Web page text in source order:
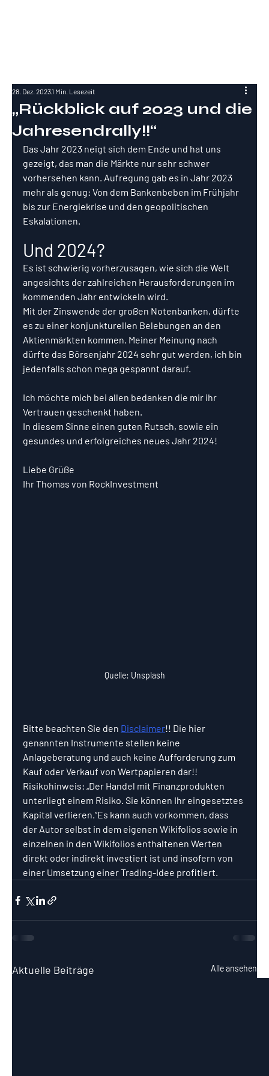
„Rückblick auf 2023 und die
Jahresendrally!!“
28. Dez. 20231 Min. Lesezeit
Das Jahr 2023 neigt sich dem Ende und hat uns
gezeigt, das man die Märkte nur sehr schwer
vorhersehen kann. Aufregung gab es in Jahr 2023
mehr als genug: Von dem Bankenbeben im Frühjahr
bis zur Energiekrise und den geopolitischen
Eskalationen.
Und 2024?
Es ist schwierig vorherzusagen, wie sich die Welt
angesichts der zahlreichen Herausforderungen im
kommenden Jahr entwickeln wird.
Mit der Zinswende der großen Notenbanken, dürfte
es zu einer konjunkturellen Belebungen an den
Aktienmärkten kommen. Meiner Meinung nach
dürfte das Börsenjahr 2024 sehr gut werden, ich bin
jedenfalls schon mega gespannt darauf.
Ich möchte mich bei allen bedanken die mir ihr
Vertrauen geschenkt haben.
In diesem Sinne einen guten Rutsch, sowie ein
gesundes und erfolgreiches neues Jahr 2024!
Liebe Grüße
Ihr Thomas von RockInvestment
Quelle: Unsplash
Bitte beachten Sie den Disclaimer!! Die hier
genannten Instrumente stellen keine
Anlageberatung und auch keine Aufforderung zum
Kauf oder Verkauf von Wertpapieren dar!!
Risikohinweis: „Der Handel mit Finanzprodukten
unterliegt einem Risiko. Sie können Ihr eingesetztes
Kapital verlieren.”Es kann auch vorkommen, dass
der Autor selbst in dem eigenen Wikifolios sowie in
einzelnen in den Wikifolios enthaltenen Werten
direkt oder indirekt investiert ist und insofern von
einer Umsetzung einer Trading-Idee profitiert.
Aktuelle Beiträge Alle ansehen